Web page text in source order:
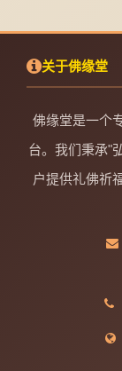
关于佛缘堂
佛缘堂是一个
台。我们秉承"
户提供礼佛祈